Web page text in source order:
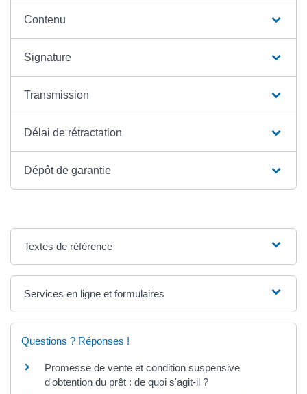
Contenu
Signature
Transmission
Délai de rétractation
Dépôt de garantie
Textes de référence
Services en ligne et formulaires
Questions ? Réponses !
Promesse de vente et condition suspensive
d'obtention du prêt : de quoi s'agit-il ?